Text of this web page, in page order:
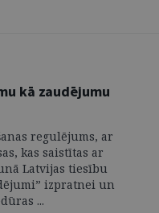
kā zaudējumu
regulējums, ar
kas saistītas ar
Latvijas tiesību
izpratnei un
...